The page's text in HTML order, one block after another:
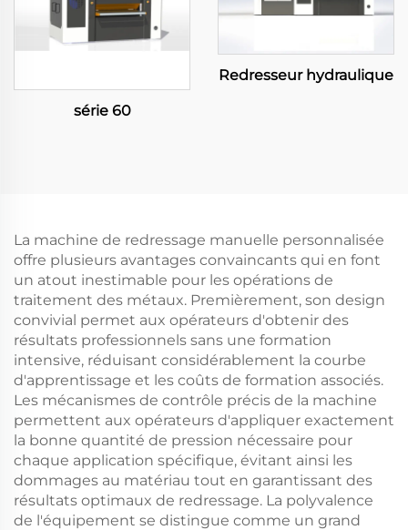
série 60
Redresseur hydraulique
La machine de redressage manuelle personnalisée
offre plusieurs avantages convaincants qui en font
un atout inestimable pour les opérations de
traitement des métaux. Premièrement, son design
convivial permet aux opérateurs d'obtenir des
résultats professionnels sans une formation
intensive, réduisant considérablement la courbe
d'apprentissage et les coûts de formation associés.
Les mécanismes de contrôle précis de la machine
permettent aux opérateurs d'appliquer exactement
la bonne quantité de pression nécessaire pour
chaque application spécifique, évitant ainsi les
dommages au matériau tout en garantissant des
résultats optimaux de redressage. La polyvalence
de l'équipement se distingue comme un grand